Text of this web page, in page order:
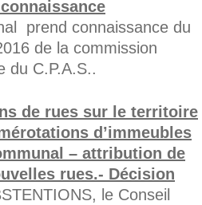
prend connaissance du
de la commission
du C.P.A.S..
de rues sur le territoire
d’immeubles
– attribution de
rues.- Décision
le Conseil